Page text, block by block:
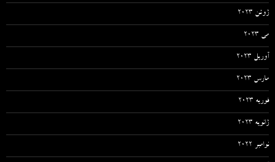
ژوئن 2023
می 2023
آوریل 2023
مارس 2023
فوریه 2023
ژانویه 2023
نوامبر 2022